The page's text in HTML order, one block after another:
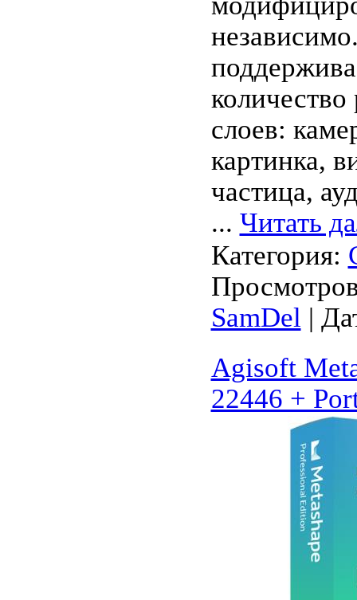
слоев:
картинка,
частица,
... Читать
Категория:
SamDel |
Agisoft
22446 +